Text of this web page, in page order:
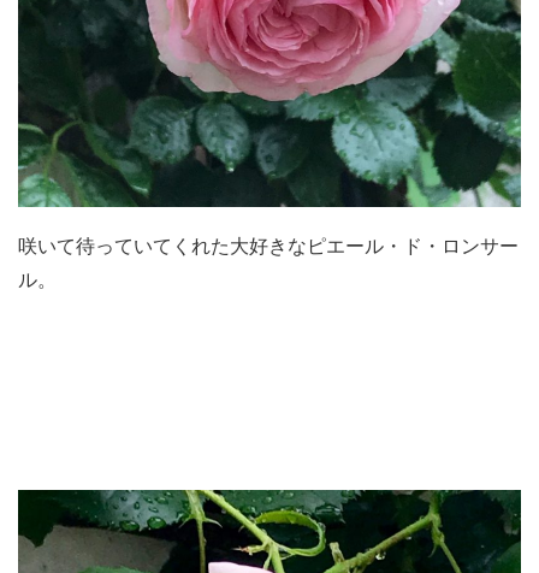
咲いて待っていてくれた大好きなピエール・ド・ロンサー
ル。